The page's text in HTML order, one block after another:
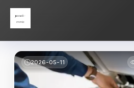
Skip
Parade Movie
2026-05-11